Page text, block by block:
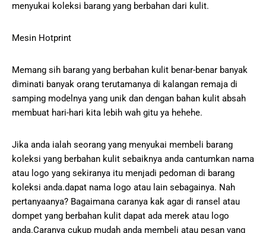
menyukai koleksi barang yang berbahan dari kulit.
Mesin Hotprint
Memang sih barang yang berbahan kulit benar-benar banyak
diminati banyak orang terutamanya di kalangan remaja di
samping modelnya yang unik dan dengan bahan kulit absah
membuat hari-hari kita lebih wah gitu ya hehehe.
Jika anda ialah seorang yang menyukai membeli barang
koleksi yang berbahan kulit sebaiknya anda cantumkan nama
atau logo yang sekiranya itu menjadi pedoman di barang
koleksi anda.dapat nama logo atau lain sebagainya. Nah
pertanyaanya? Bagaimana caranya kak agar di ransel atau
dompet yang berbahan kulit dapat ada merek atau logo
anda.Caranya cukup mudah anda membeli atau pesan yang